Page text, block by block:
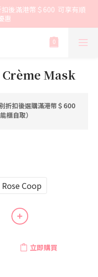
後滿港幣＄600  可享有順
惠
Mask
折扣後選購滿港幣＄600
櫃自取）
Coop
立即購買